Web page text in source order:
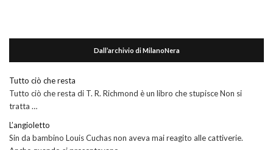
Dall’archivio di MilanoNera
Tutto ciò che resta
Tutto ciò che resta di T. R. Richmond è un libro che stupisce Non si
tratta …
L’angioletto
Sin da bambino Louis Cuchas non aveva mai reagito alle cattiverie.